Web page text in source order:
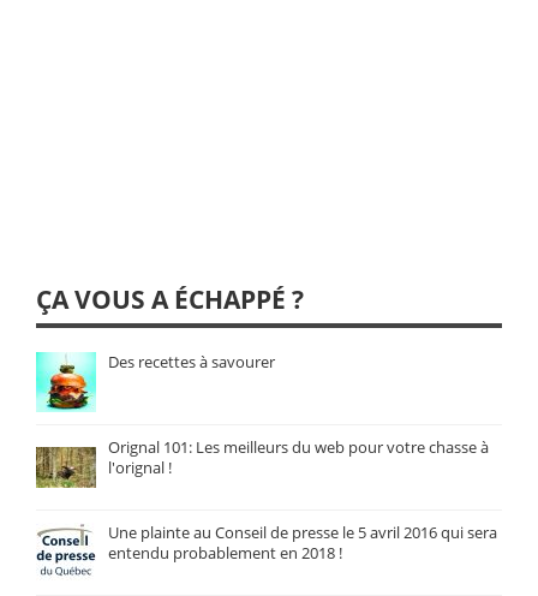
ÇA VOUS A ÉCHAPPÉ ?
Des recettes à savourer
Orignal 101: Les meilleurs du web pour votre chasse à
l'orignal !
Une plainte au Conseil de presse le 5 avril 2016 qui sera
entendu probablement en 2018 !